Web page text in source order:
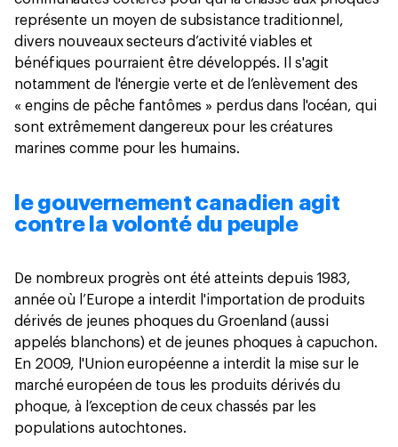
représente un moyen de subsistance traditionnel,
divers nouveaux secteurs d’activité viables et
bénéfiques pourraient être développés. Il s'agit
notamment de l'énergie verte et de l’enlèvement des
« engins de pêche fantômes » perdus dans l'océan, qui
sont extrêmement dangereux pour les créatures
marines comme pour les humains.
le gouvernement canadien agit
contre la volonté du peuple
De nombreux progrès ont été atteints depuis 1983,
année où l’Europe a interdit l'importation de produits
dérivés de jeunes phoques du Groenland (aussi
appelés blanchons) et de jeunes phoques à capuchon.
En 2009, l'Union européenne a interdit la mise sur le
marché européen de tous les produits dérivés du
phoque, à l’exception de ceux chassés par les
populations autochtones.